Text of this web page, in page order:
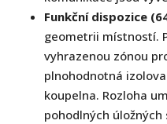
Funkční dispozice
geometrii místností.
vyhrazenou zónou
plnohodnotná
koupelna. Rozloha
pohodlných úložných